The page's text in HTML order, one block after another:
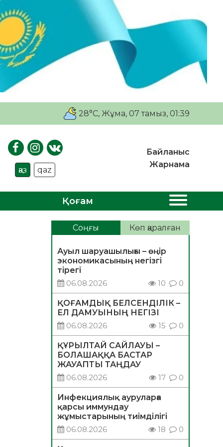
28°C, Жұма, 07 тамыз, 01:39
қаз qaz
Байланыс
Жарнама
Қоғам
Соңғы Көп қаралған
Ауыл шаруашылығы – өңір
экономикасының негізгі
тірегі
06.08.2026
10 0
ҚОҒАМДЫҚ БЕЛСЕНДІЛІК –
ЕЛ ДАМУЫНЫҢ НЕГІЗІ
06.08.2026
15 0
ҚҰРЫЛТАЙ САЙЛАУЫ –
БОЛАШАҚҚА БАСТАР
ЖАУАПТЫ ТАҢДАУ
06.08.2026
17 0
Инфекциялық ауруларға
қарсы иммундау
жұмыстарының тиімділігі
06.08.2026
18 0